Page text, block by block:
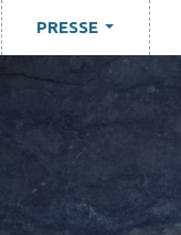
PRESSE